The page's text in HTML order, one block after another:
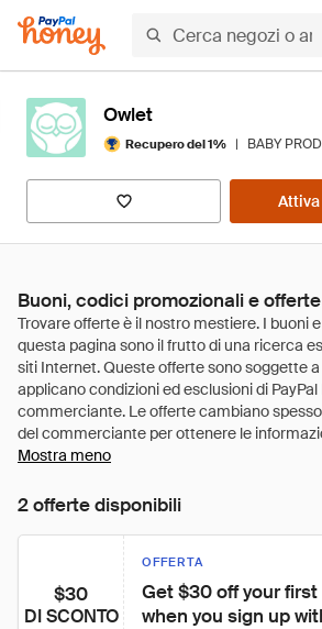
Owlet
Recupero del 1% | BABY
Buoni, codici promozionali e
Mostra meno
2 offerte disponibili
$30
DI SCONTO
OFFERTA
Get $30 off your
when you sign up